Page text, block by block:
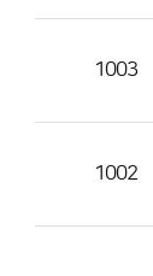
1003
1002